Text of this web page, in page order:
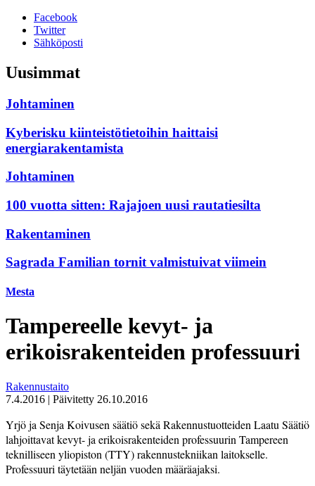
Facebook
Twitter
Sähköposti
Uusimmat
Johtaminen
Kyberisku kiinteistötietoihin haittaisi
energiarakentamista
Johtaminen
100 vuotta sitten: Rajajoen uusi rautatiesilta
Rakentaminen
Sagrada Familian tornit valmistuivat viimein
Mesta
Tampereelle kevyt- ja
erikoisrakenteiden professuuri
Rakennustaito
7.4.2016 | Päivitetty 26.10.2016
Yrjö ja Senja Koivusen säätiö sekä Rakennustuotteiden Laatu Säätiö
lahjoittavat kevyt- ja erikoisrakenteiden professuurin Tampereen
teknilliseen yliopiston (TTY) rakennustekniikan laitokselle.
Professuuri täytetään neljän vuoden määräajaksi.